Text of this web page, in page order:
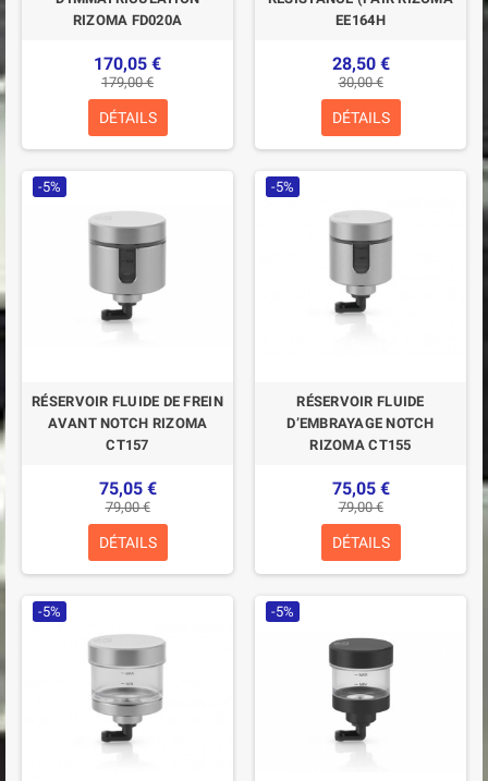
RIZOMA FD020A
170,05 €
179,00 €
DÉTAILS
EE164H
28,50 €
30,00 €
DÉTAILS
-5%
RÉSERVOIR FLUIDE DE FREIN
AVANT NOTCH RIZOMA
CT157
75,05 €
79,00 €
DÉTAILS
-5%
RÉSERVOIR FLUIDE
D’EMBRAYAGE NOTCH
RIZOMA CT155
75,05 €
79,00 €
DÉTAILS
-5% -5%